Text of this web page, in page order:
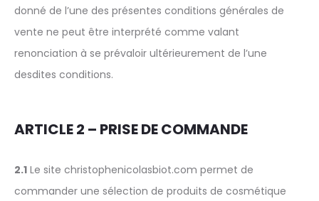
donné de l’une des présentes conditions générales de
vente ne peut être interprété comme valant
renonciation à se prévaloir ultérieurement de l’une
desdites conditions.
ARTICLE 2 – PRISE DE COMMANDE
2.1 Le site christophenicolasbiot.com permet de
commander une sélection de produits de cosmétique